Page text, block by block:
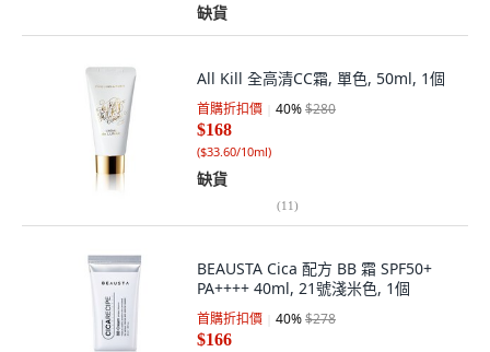
缺貨
All Kill 全高清CC霜, 單色, 50ml, 1個
首購折扣價 40%$280
$168
($33.60/10ml)
缺貨
(11)
BEAUSTA Cica 配方 BB 霜 SPF50+
PA++++ 40ml, 21號淺米色, 1個
首購折扣價 40%$278
$166